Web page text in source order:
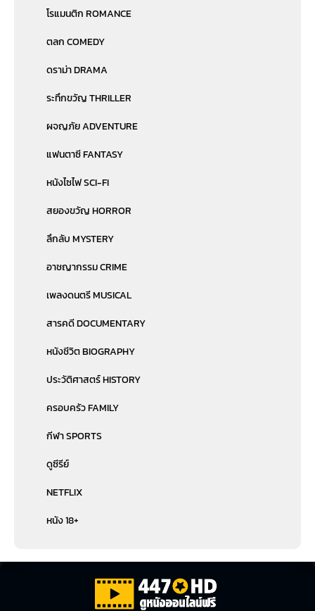
โรแมนติก ROMANCE
ตลก COMEDY
ดราม่า DRAMA
ระทึกขวัญ THRILLER
ผจญภัย ADVENTURE
แฟนตาซี FANTASY
หนังไซไฟ SCI-FI
สยองขวัญ HORROR
ลึกลับ MYSTERY
อาชญากรรม CRIME
เพลงดนตรี MUSICAL
สารคดี DOCUMENTARY
หนังชีวิต BIOGRAPHY
ประวัติศาสตร์ HISTORY
ครอบครัว FAMILY
กีฬา SPORTS
ดูซีรีย์
NETFLIX
หนัง 18+